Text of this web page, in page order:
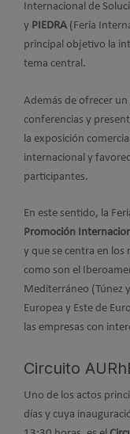
Internacional de
y PIEDRA (Feria
principal objetivo la
tema central.
Además de ofrecer
conferencias y
la exposición
internacional y
participantes.
En este sentido, la
Promoción
y que se centra en los
como son el
Mediterráneo (Túnez
Europea y Este de
las empresas con
Circuito
Uno de los actos
días y cuya